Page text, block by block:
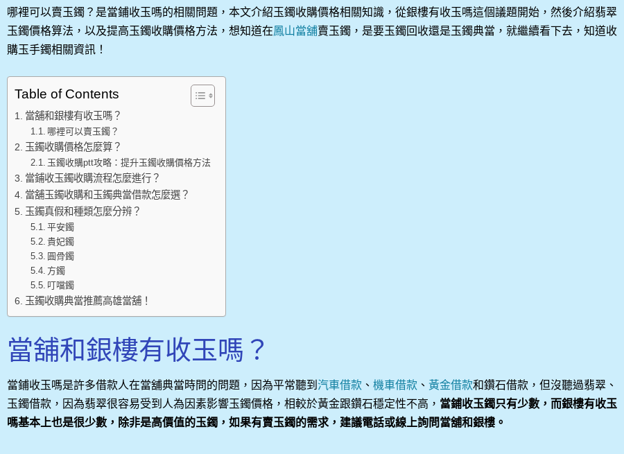
哪裡可以賣玉鐲？是當鋪收玉嗎的相關問題，本文介紹玉鐲收購價格相關知識，從銀樓有收玉嗎這個議題開始，然後介紹翡翠
玉鐲價格算法，以及提高玉鐲收購價格方法，想知道在鳳山當舖賣玉鐲，是要玉鐲回收還是玉鐲典當，就繼續看下去，知道收
購玉手鐲相關資訊！
Table of Contents
當舖和銀樓有收玉嗎？
哪裡可以賣玉鐲？
玉鐲收購價格怎麼算？
玉鐲收購ptt攻略：提升玉鐲收購價格方法
當鋪收玉鐲收購流程怎麼進行？
當舖玉鐲收購和玉鐲典當借款怎麼選？
玉鐲真假和種類怎麼分辨？
平安鐲
貴妃鐲
圓骨鐲
方鐲
叮噹鐲
玉鐲收購典當推薦高雄當舖！
當舖和銀樓有收玉嗎？
當鋪收玉嗎是許多借款人在當舖典當時問的問題，因為平常聽到 汽車借款 、 機車借款 、 黃金借款和鑽石借款，但沒聽過翡翠、
玉鐲借款，因為翡翠很容易受到人為因素影響玉鐲價格，相較於黃金跟鑽石穩定性不高， 當鋪收玉鐲只有少數，而銀樓有收玉
嗎基本上也是很少數，除非是高價值的玉鐲，如果有賣玉鐲的需求，建議電話或線上詢問當舖和銀樓。